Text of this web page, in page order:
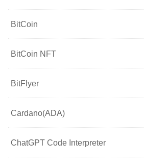
BitCoin
BitCoin NFT
BitFlyer
Cardano(ADA)
ChatGPT Code Interpreter